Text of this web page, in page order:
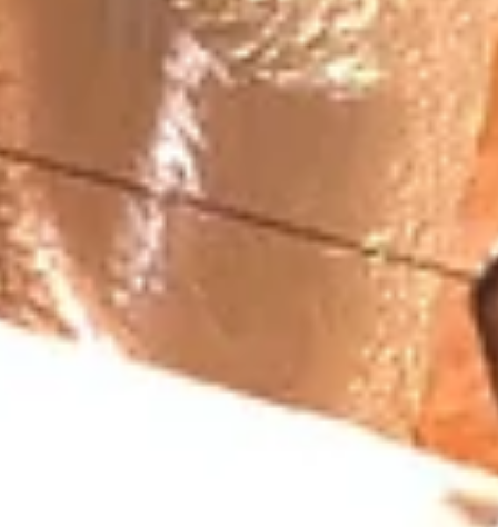
11月よりメルマガ「CLUB suitsmaker」を
始めます。
11月よりメルマガ「CLUB Suitsmaker」の配信を始めます。 メル
登録してくださいましたお客様まことにお待たせいたしました。 よ
やく発行の準備が整いましたので、11月より配信を始めます。 メル
ガ「CLUB Suitsmaker 」...